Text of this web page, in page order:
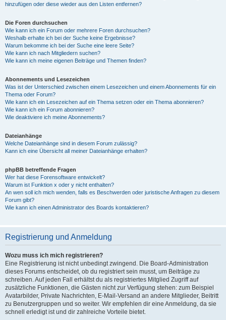
hinzufügen oder diese wieder aus den Listen entfernen?
Die Foren durchsuchen
Wie kann ich ein Forum oder mehrere Foren durchsuchen?
Weshalb erhalte ich bei der Suche keine Ergebnisse?
Warum bekomme ich bei der Suche eine leere Seite?
Wie kann ich nach Mitgliedern suchen?
Wie kann ich meine eigenen Beiträge und Themen finden?
Abonnements und Lesezeichen
Was ist der Unterschied zwischen einem Lesezeichen und einem Abonnements für ein
Thema oder Forum?
Wie kann ich ein Lesezeichen auf ein Thema setzen oder ein Thema abonnieren?
Wie kann ich ein Forum abonnieren?
Wie deaktiviere ich meine Abonnements?
Dateianhänge
Welche Dateianhänge sind in diesem Forum zulässig?
Kann ich eine Übersicht all meiner Dateianhänge erhalten?
phpBB betreffende Fragen
Wer hat diese Forensoftware entwickelt?
Warum ist Funktion x oder y nicht enthalten?
An wen soll ich mich wenden, falls es Beschwerden oder juristische Anfragen zu diesem
Forum gibt?
Wie kann ich einen Administrator des Boards kontaktieren?
Registrierung und Anmeldung
Wozu muss ich mich registrieren?
Eine Registrierung ist nicht unbedingt zwingend. Die Board-Administration
dieses Forums entscheidet, ob du registriert sein musst, um Beiträge zu
schreiben. Auf jeden Fall erhältst du als registriertes Mitglied Zugriff auf
zusätzliche Funktionen, die Gästen nicht zur Verfügung stehen: zum Beispiel
Avatarbilder, Private Nachrichten, E-Mail-Versand an andere Mitglieder, Beitritt
zu Benutzergruppen und so weiter. Wir empfehlen dir eine Anmeldung, da sie
schnell erledigt ist und dir zahlreiche Vorteile bietet.